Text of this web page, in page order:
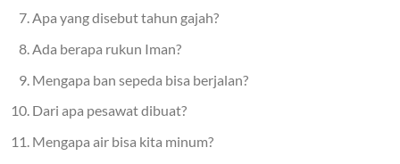
Apa yang disebut tahun gajah?
Ada berapa rukun Iman?
Mengapa ban sepeda bisa berjalan?
Dari apa pesawat dibuat?
Mengapa air bisa kita minum?